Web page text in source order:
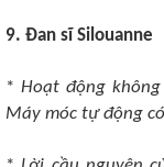
9. Ðan sĩ Silouanne
* Hoạt động
Máy móc tự động